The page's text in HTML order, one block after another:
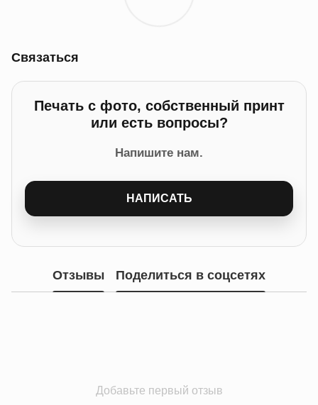
Связаться
Печать с фото, собственный принт
или есть вопросы?
Напишите нам.
НАПИСАТЬ
Отзывы Поделиться в соцсетях
Добавьте первый отзыв